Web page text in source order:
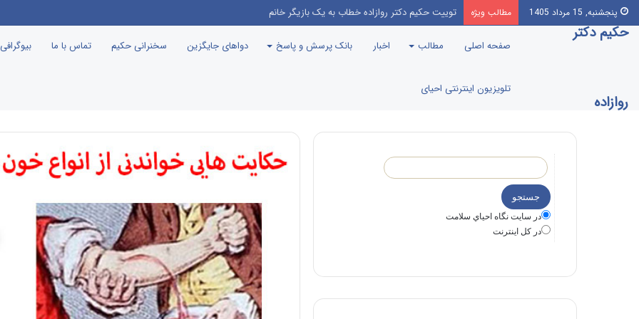
پنجشنبه, 15 مرداد 1405 مطالب ویژه چهار میوه مخصوص سینه و عفونت های ریوی
حکیم دکتر
روازاده
صفحه اصلی مطالب اخبار بانک پرسش و پاسخ دواهای جایگزین سخنرانی حکیم تماس با ما
تلویزیون اینترنتی احیای
در سايت نگاه احياي سلامت
در كل اينترنت